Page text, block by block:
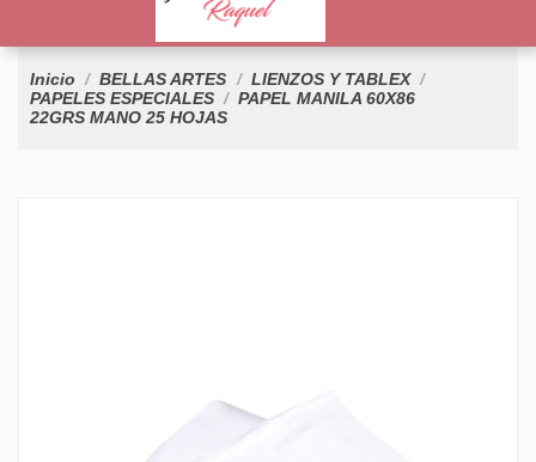
Inicio BELLAS ARTES
LIENZOS Y TABLEX
PAPELES ESPECIALES
PAPEL MANILA 60X86
22GRS MANO 25 HOJAS